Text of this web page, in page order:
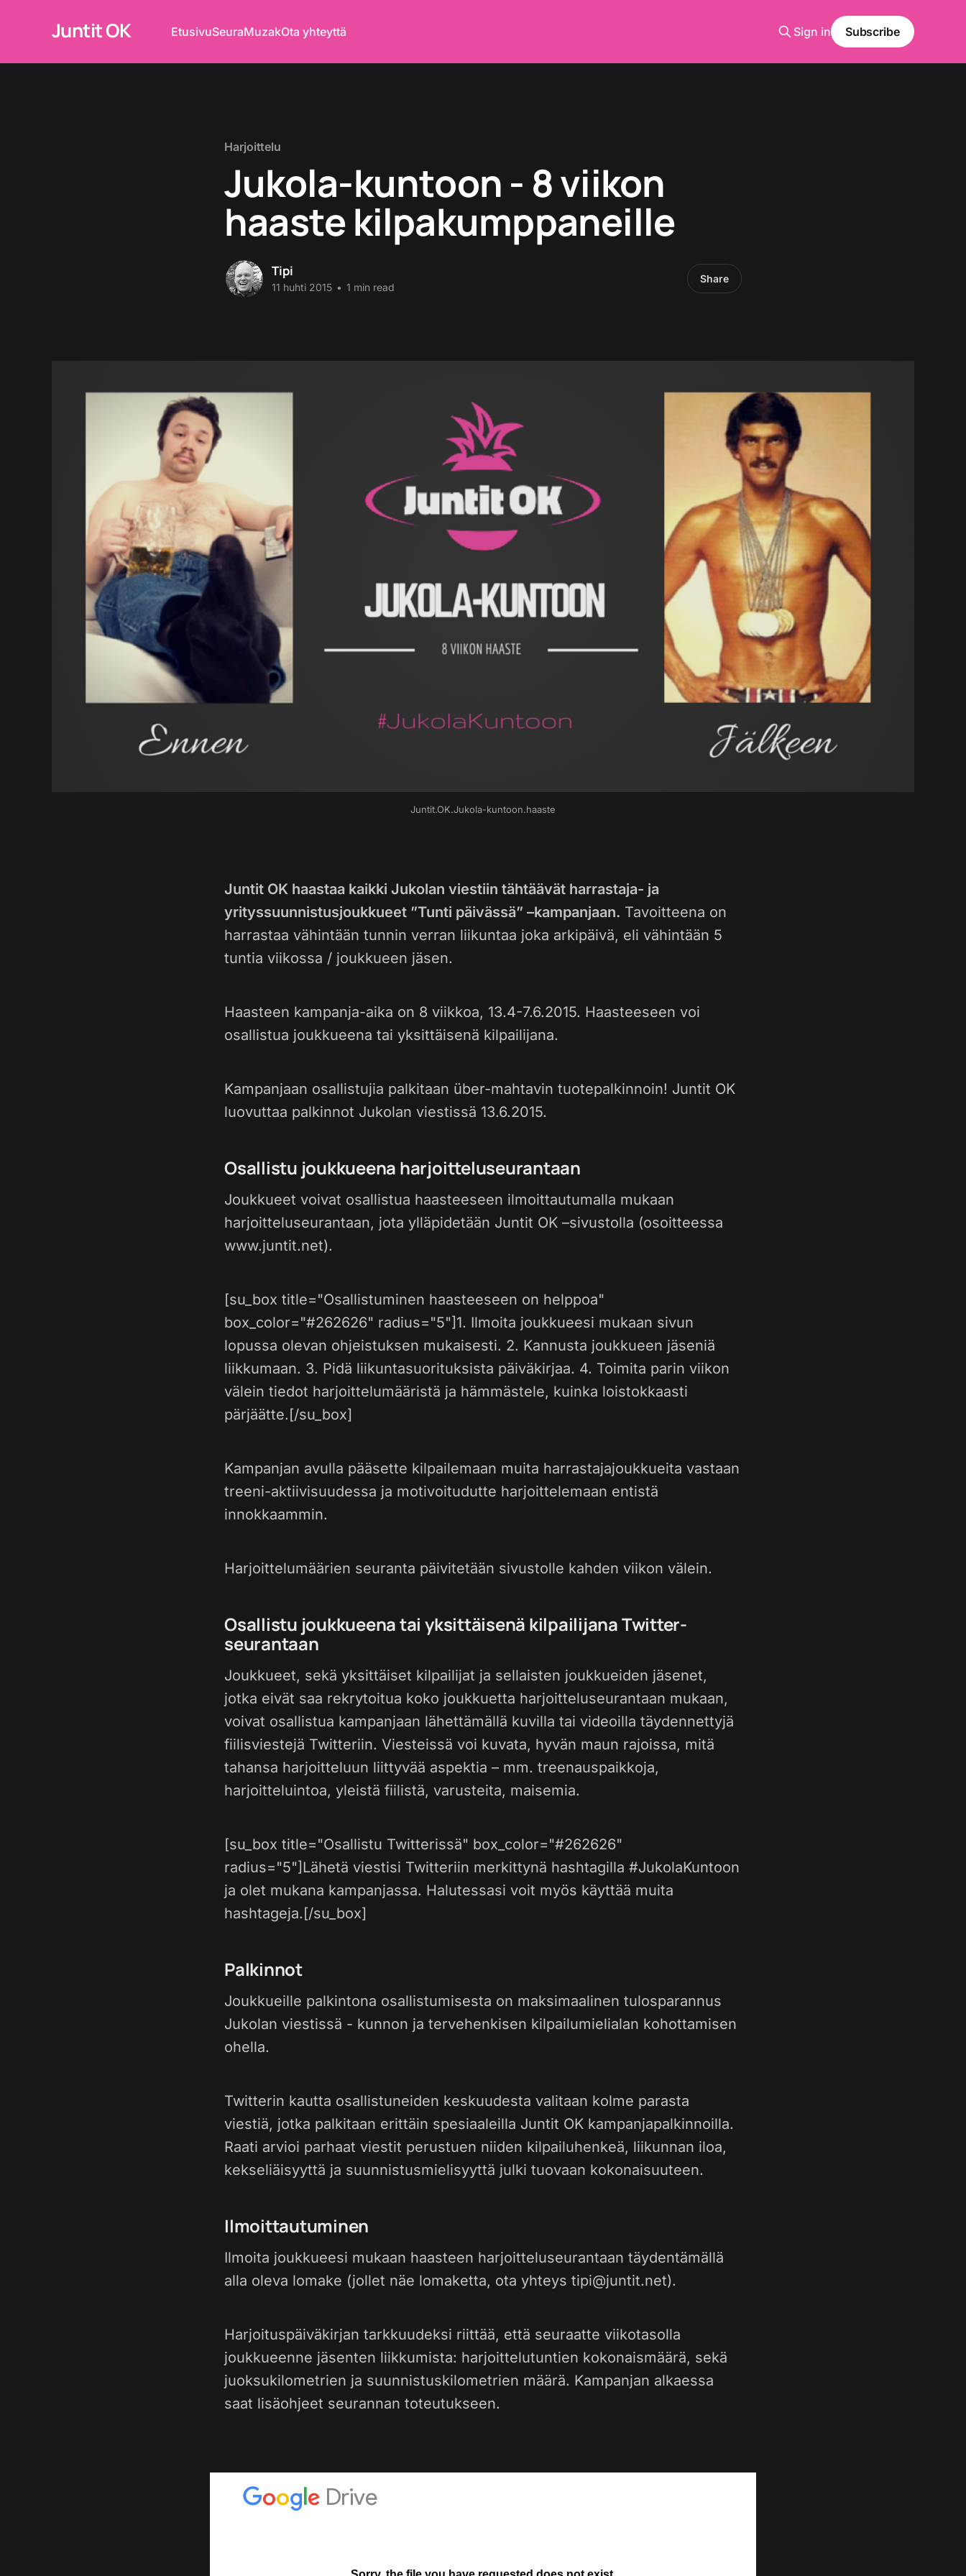
Juntit OK EtusivuSeuraMuzakOta yhteyttä Sign in Subscribe
Harjoittelu
Jukola-kuntoon - 8 viikon
haaste kilpakumppaneille
Tipi
11 huhti 2015 • 1 min read
Share
Juntit.OK.Jukola-kuntoon.haaste
Juntit OK haastaa kaikki Jukolan viestiin tähtäävät harrastaja- ja
yrityssuunnistusjoukkueet ”Tunti päivässä” –kampanjaan. Tavoitteena on
harrastaa vähintään tunnin verran liikuntaa joka arkipäivä, eli vähintään 5
tuntia viikossa / joukkueen jäsen.
Haasteen kampanja-aika on 8 viikkoa, 13.4-7.6.2015. Haasteeseen voi
osallistua joukkueena tai yksittäisenä kilpailijana.
Kampanjaan osallistujia palkitaan über-mahtavin tuotepalkinnoin! Juntit OK
luovuttaa palkinnot Jukolan viestissä 13.6.2015.
Osallistu joukkueena harjoitteluseurantaan
Joukkueet voivat osallistua haasteeseen ilmoittautumalla mukaan
harjoitteluseurantaan, jota ylläpidetään Juntit OK –sivustolla (osoitteessa
www.juntit.net).
[su_box title="Osallistuminen haasteeseen on helppoa"
box_color="#262626" radius="5"]1. Ilmoita joukkueesi mukaan sivun
lopussa olevan ohjeistuksen mukaisesti. 2. Kannusta joukkueen jäseniä
liikkumaan. 3. Pidä liikuntasuorituksista päiväkirjaa. 4. Toimita parin viikon
välein tiedot harjoittelumääristä ja hämmästele, kuinka loistokkaasti
pärjäätte.[/su_box]
Kampanjan avulla pääsette kilpailemaan muita harrastajajoukkueita vastaan
treeni-aktiivisuudessa ja motivoitudutte harjoittelemaan entistä
innokkaammin.
Harjoittelumäärien seuranta päivitetään sivustolle kahden viikon välein.
Osallistu joukkueena tai yksittäisenä kilpailijana Twitter-
seurantaan
Joukkueet, sekä yksittäiset kilpailijat ja sellaisten joukkueiden jäsenet,
jotka eivät saa rekrytoitua koko joukkuetta harjoitteluseurantaan mukaan,
voivat osallistua kampanjaan lähettämällä kuvilla tai videoilla täydennettyjä
fiilisviestejä Twitteriin. Viesteissä voi kuvata, hyvän maun rajoissa, mitä
tahansa harjoitteluun liittyvää aspektia – mm. treenauspaikkoja,
harjoitteluintoa, yleistä fiilistä, varusteita, maisemia.
[su_box title="Osallistu Twitterissä" box_color="#262626"
radius="5"]Lähetä viestisi Twitteriin merkittynä hashtagilla #JukolaKuntoon
ja olet mukana kampanjassa. Halutessasi voit myös käyttää muita
hashtageja.[/su_box]
Palkinnot
Joukkueille palkintona osallistumisesta on maksimaalinen tulosparannus
Jukolan viestissä - kunnon ja tervehenkisen kilpailumielialan kohottamisen
ohella.
Twitterin kautta osallistuneiden keskuudesta valitaan kolme parasta
viestiä, jotka palkitaan erittäin spesiaaleilla Juntit OK kampanjapalkinnoilla.
Raati arvioi parhaat viestit perustuen niiden kilpailuhenkeä, liikunnan iloa,
kekseliäisyyttä ja suunnistusmielisyyttä julki tuovaan kokonaisuuteen.
Ilmoittautuminen
Ilmoita joukkueesi mukaan haasteen harjoitteluseurantaan täydentämällä
alla oleva lomake (jollet näe lomaketta, ota yhteys tipi@juntit.net).
Harjoituspäiväkirjan tarkkuudeksi riittää, että seuraatte viikotasolla
joukkueenne jäsenten liikkumista: harjoittelutuntien kokonaismäärä, sekä
juoksukilometrien ja suunnistuskilometrien määrä. Kampanjan alkaessa
saat lisäohjeet seurannan toteutukseen.